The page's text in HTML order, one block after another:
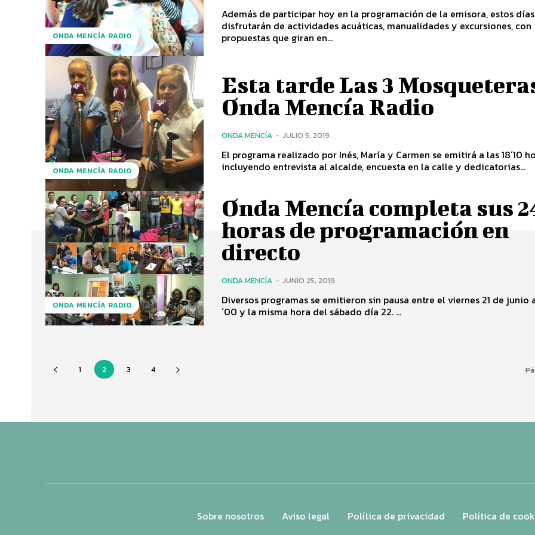
ONDA MENCÍA RADIO
Además de participar hoy en la programación de la emisora, estos días
disfrutarán de actividades acuáticas, manualidades y excursiones, con
propuestas que giran en...
ONDA MENCÍA RADIO
Esta tarde Las 3
Onda Mencía Radio
ONDA MENCÍA - JULIO 5, 2019
El programa realizado por Inés, María y Carmen se emitirá a las 18´10
incluyendo entrevista al alcalde, encuesta en la calle y dedicatorias...
ONDA MENCÍA RADIO
Onda Mencía completa sus
horas de programación en
directo
ONDA MENCÍA - JUNIO 25, 2019
Diversos programas se emitieron sin pausa entre el viernes 21 de junio
´00 y la misma hora del sábado día 22. ...
1 2 3 4
Sobre nosotros Aviso legal Política de privacidad Política de